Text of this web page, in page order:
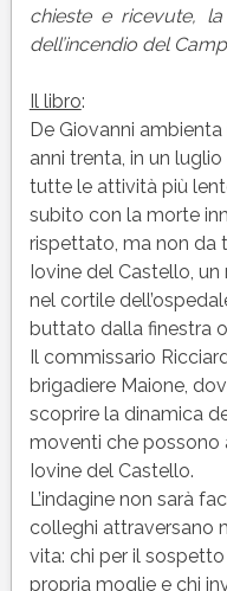
chieste e ricevute,
dell’incendio del
Il libro:
De Giovanni
anni trenta, in un
tutte le attività più
subito con la morte
rispettato, ma non da
Iovine del Castello,
nel cortile
buttato dalla finestra
Il commissario
brigadiere Maione,
scoprire la dinamica
moventi che possono
Iovine del Castello.
L’indagine non sarà
colleghi attraversano
vita: chi per il
propria moglie e chi